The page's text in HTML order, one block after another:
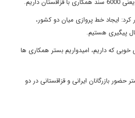
کرد: ایجاد خط پروازی میان دو کشور،
پیگیری هستیم.
که داریم، امیدواریم بستر همکاری ها
بازرگانان ایرانی و قزاقستانی در دو